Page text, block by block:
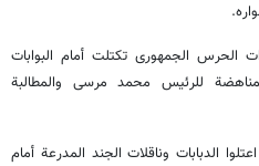
الحرس الجمهوری تکتلت أمام البوابات
للرئیس محمد مرسی والمطالبة
الدبابات وناقلات الجند المدرعة أمام